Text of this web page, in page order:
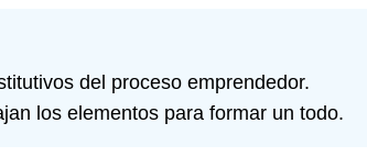
del proceso emprendedor.
los elementos para formar un todo.